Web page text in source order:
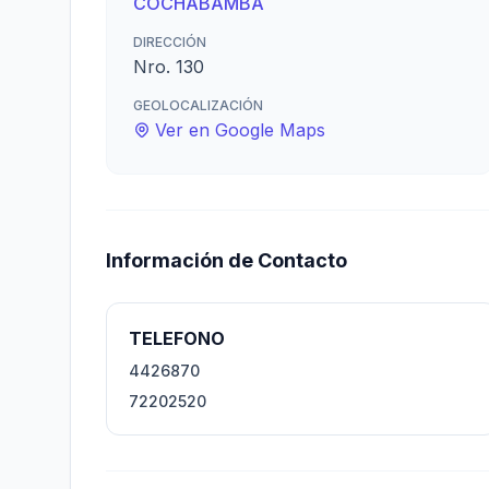
DIRECCIÓN
Nro. 130
GEOLOCALIZACIÓN
Ver en Google Maps
Información de Contacto
TELEFONO
4426870
72202520